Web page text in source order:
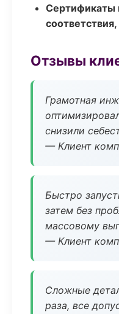
Сертификаты
Отзывы
Грамотная
снизили
— Клиент
Быстро
затем без
массовому
— Клиент
Сложные
раза, все